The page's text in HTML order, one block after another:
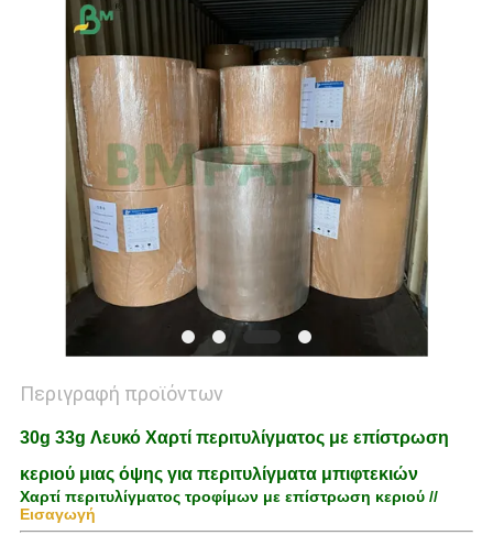
Περιγραφή προϊόντων
30g 33g Λευκό Χαρτί περιτυλίγματος με επίστρωση
κεριού μιας όψης για περιτυλίγματα μπιφτεκιών
Χαρτί περιτυλίγματος τροφίμων με επίστρωση κεριού //
Εισαγωγή